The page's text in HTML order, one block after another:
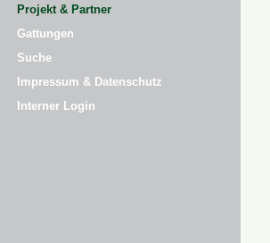
Projekt & Partner
Gattungen
Suche
Impressum & Datenschutz
Interner Login